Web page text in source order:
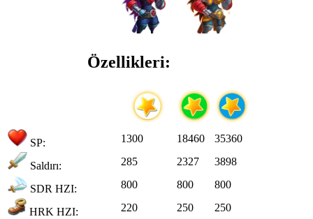
Özellikleri:
SP: 1300 18460 35360
Saldırı: 285 2327 3898
SDR HZI: 800 800 800
HRK HZI: 220 250 250